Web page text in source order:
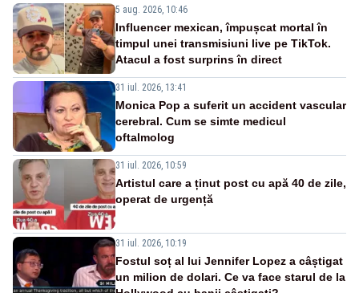
5 aug. 2026, 10:46
Influencer mexican, împușcat mortal în
timpul unei transmisiuni live pe TikTok.
Atacul a fost surprins în direct
31 iul. 2026, 13:41
Monica Pop a suferit un accident vascular
cerebral. Cum se simte medicul
oftalmolog
31 iul. 2026, 10:59
Artistul care a ținut post cu apă 40 de zile,
operat de urgență
31 iul. 2026, 10:19
Fostul soț al lui Jennifer Lopez a câștigat
un milion de dolari. Ce va face starul de la